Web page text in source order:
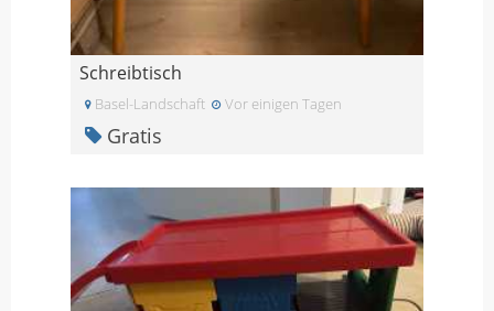
Schreibtisch
Basel-Landschaft Vor einigen Tagen
Gratis